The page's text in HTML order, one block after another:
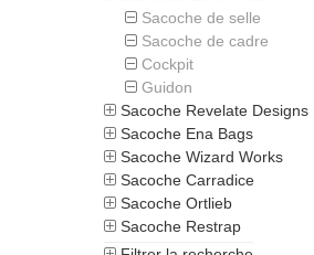
Sacoche de selle
Sacoche de cadre
Cockpit
Guidon
Sacoche Revelate Designs
Sacoche Ena Bags
Sacoche Wizard Works
Sacoche Carradice
Sacoche Ortlieb
Sacoche Restrap